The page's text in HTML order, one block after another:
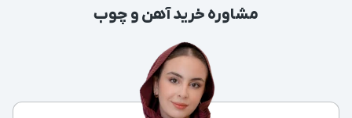
مشاوره خرید آهن و چوب